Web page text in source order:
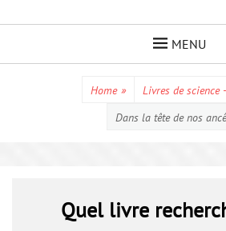
MENU
Home » Livres de science
Dans la tête de nos
Quel livre